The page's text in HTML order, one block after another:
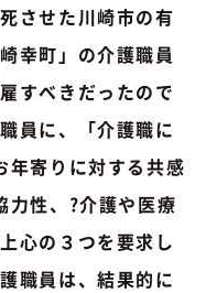
させた川崎市の有
幸町」の介護職員
すべきだったので
員に、「介護職に
年寄りに対する共感
力性、?介護や医療
心の３つを要求し
職員は、結果的に